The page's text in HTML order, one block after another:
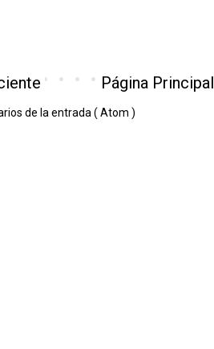
Página Principal
de la entrada ( Atom )